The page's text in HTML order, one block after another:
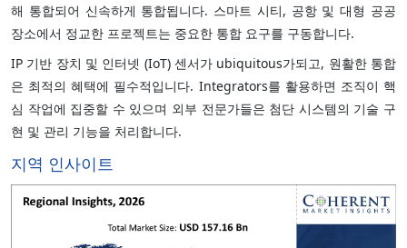
해 통합되어 신속하게 통합됩니다. 스마트 시티, 공항 및 대형 공공
장소에서 정교한 프로젝트는 중요한 통합 요구를 구동합니다.
IP 기반 장치 및 인터넷 (IoT) 센서가 ubiquitous가되고, 원활한 통합
은 최적의 혜택에 필수적입니다. Integrators를 활용하면 조직이 핵
심 작업에 집중할 수 있으며 외부 전문가들은 첨단 시스템의 기술 구
현 및 관리 기능을 처리합니다.
지역 인사이트